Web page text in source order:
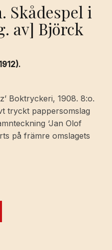
Skådespel i
av] Björck
Boktryckeri, 1908. 8:o.
tryckt pappersomslag
‘Jan Olof
på främre omslagets